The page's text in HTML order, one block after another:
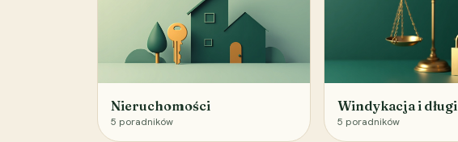
Nieruchomości
5 poradników
Windykacja i długi
5 poradników